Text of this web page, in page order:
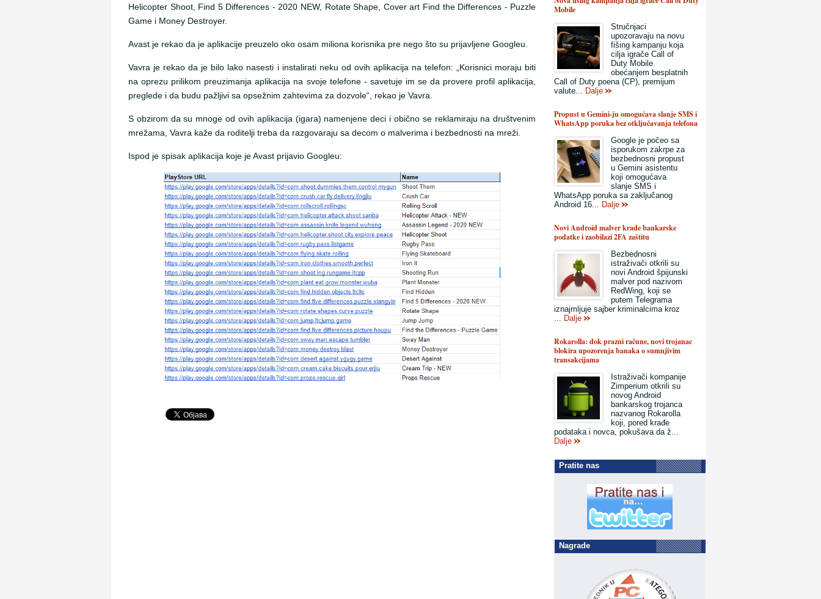
Helicopter Shoot, Find 5 Differences - 2020 NEW, Rotate Shape, Cover art Find the Differences - Puzzle
Game i Money Destroyer.
Avast je rekao da je aplikacije preuzelo oko osam miliona korisnika pre nego što su prijavljene Googleu.
Vavra je rekao da je bilo lako nasesti i instalirati neku od ovih aplikacija na telefon: „Korisnici moraju biti
na oprezu prilikom preuzimanja aplikacija na svoje telefone - savetuje im se da provere profil aplikacija,
preglede i da budu pažljivi sa opsežnim zahtevima za dozvole“, rekao je Vavra.
S obzirom da su mnoge od ovih aplikacija (igara) namenjene deci i obično se reklamiraju na društvenim
mrežama, Vavra kaže da roditelji treba da razgovaraju sa decom o malverima i bezbednosti na mreži.
Ispod je spisak aplikacija koje je Avast prijavio Googleu:
Mobile
Stručnjaci
upozoravaju na novu
fišing kampanju koja
cilja igrače Call of
Duty Mobile
obećanjem besplatnih
Call of Duty poena (CP), premijum
valute... Dalje
Propust u Gemini-ju omogućava slanje SMS i
WhatsApp poruka bez otključavanja telefona
Google je počeo sa
isporukom zakrpe za
bezbednosni propust
u Gemini asistentu
koji omogućava
slanje SMS i
WhatsApp poruka sa zaključanog
Android 16... Dalje
Novi Android malver krade bankarske
podatke i zaobilazi 2FA zaštitu
Bezbednosni
istraživači otkrili su
novi Android špijunski
malver pod nazivom
RedWing, koji se
putem Telegrama
iznajmljuje sajber kriminalcima kroz
... Dalje
Rokarolla: dok prazni račune, novi trojanac
blokira upozorenja banaka o sumnjivim
transakcijama
Istraživači kompanije
Zimperium otkrili su
novog Android
bankarskog trojanca
nazvanog Rokarolla
koji, pored krađe
podataka i novca, pokušava da ž...
Dalje
Pratite nas
Nagrade